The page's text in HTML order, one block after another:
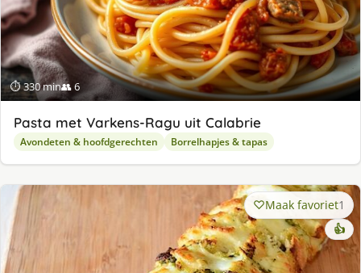
⏱ 330 min👥 6
Pasta met Varkens-Ragu uit Calabrie
Avondeten & hoofdgerechten Borrelhapjes & tapas
Maak favoriet1
👍